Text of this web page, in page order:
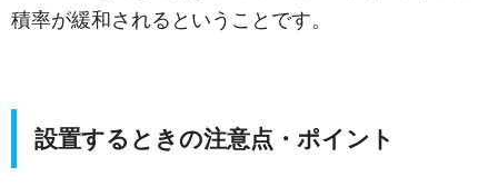
積率が緩和されるということです。
設置するときの注意点・ポイント